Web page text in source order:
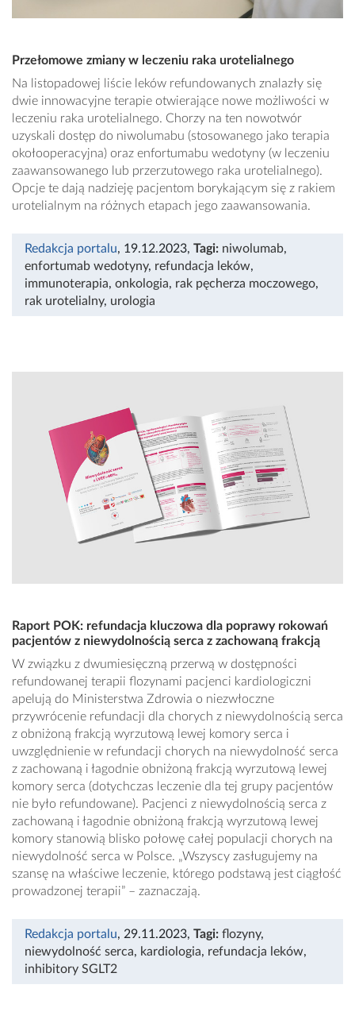
Przełomowe zmiany w leczeniu raka urotelialnego
Na listopadowej liście leków refundowanych znalazły się
dwie innowacyjne terapie otwierające nowe możliwości w
leczeniu raka urotelialnego. Chorzy na ten nowotwór
uzyskali dostęp do niwolumabu (stosowanego jako terapia
okołooperacyjna) oraz enfortumabu wedotyny (w leczeniu
zaawansowanego lub przerzutowego raka urotelialnego).
Opcje te dają nadzieję pacjentom borykającym się z rakiem
urotelialnym na różnych etapach jego zaawansowania.
Redakcja portalu, 19.12.2023, Tagi: niwolumab,
enfortumab wedotyny, refundacja leków,
immunoterapia, onkologia, rak pęcherza moczowego,
rak urotelialny, urologia
Raport POK: refundacja kluczowa dla poprawy rokowań
pacjentów z niewydolnością serca z zachowaną frakcją
W związku z dwumiesięczną przerwą w dostępności
refundowanej terapii flozynami pacjenci kardiologiczni
apelują do Ministerstwa Zdrowia o niezwłoczne
przywrócenie refundacji dla chorych z niewydolnością serca
z obniżoną frakcją wyrzutową lewej komory serca i
uwzględnienie w refundacji chorych na niewydolność serca
z zachowaną i łagodnie obniżoną frakcją wyrzutową lewej
komory serca (dotychczas leczenie dla tej grupy pacjentów
nie było refundowane). Pacjenci z niewydolnością serca z
zachowaną i łagodnie obniżoną frakcją wyrzutową lewej
komory stanowią blisko połowę całej populacji chorych na
niewydolność serca w Polsce. „Wszyscy zasługujemy na
szansę na właściwe leczenie, którego podstawą jest ciągłość
prowadzonej terapii” – zaznaczają.
Redakcja portalu, 29.11.2023, Tagi: flozyny,
niewydolność serca, kardiologia, refundacja leków,
inhibitory SGLT2